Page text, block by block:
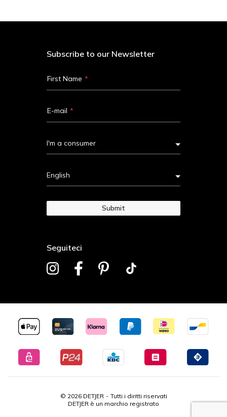
Subscribe to our Newsletter
First Name
E-mail
I'm a consumer
English
Submit
Seguiteci
© 2026 DETJER
Tutti i diritti riservati
DETJER è un marchio registrato